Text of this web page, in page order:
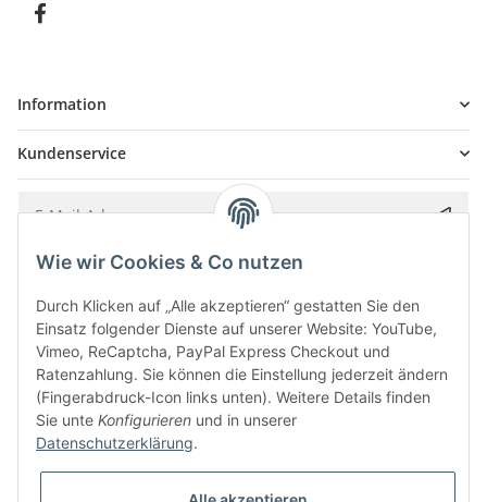
Information
Kundenservice
Bitte senden Sie mir entsprechend IhrerDatenschutzerklärung
Wie wir Cookies & Co nutzen
Durch Klicken auf „Alle akzeptieren“ gestatten Sie den
Einsatz folgender Dienste auf unserer Website: YouTube,
Vimeo, ReCaptcha, PayPal Express Checkout und
Ratenzahlung. Sie können die Einstellung jederzeit ändern
(Fingerabdruck-Icon links unten). Weitere Details finden
Sie unte Konfigurieren und in unserer
Datenschutzerklärung.